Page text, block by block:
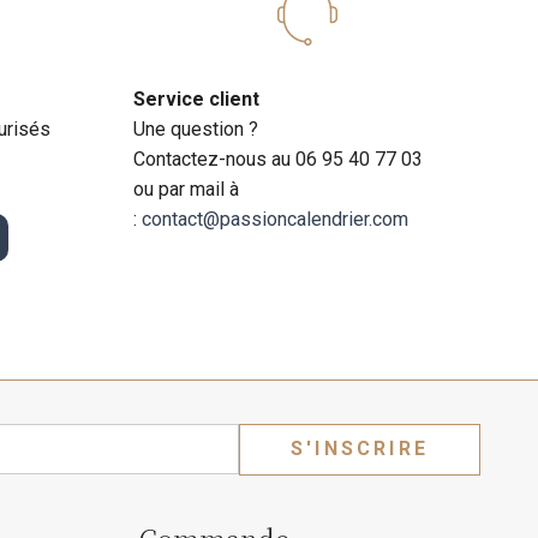
et leur charme unique.
découvrez des photos adorables de Chihuahuas
images spectaculaires de Labradors en pleine nature.
dédiés. Ces calendriers présentent des photos
Service client
Une question ?
Contactez-nous au 06 95 40 77 03
ou par mail à
: contact@passioncalendrier.com
S'INSCRIRE